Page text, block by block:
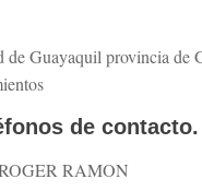
de Guayaquil provincia
de contacto.
RAMON